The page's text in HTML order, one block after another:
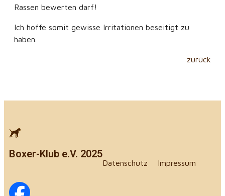
zurück
Rassen bewerten darf!
Ich hoffe somit gewisse Irritationen beseitigt zu
haben.
Boxer-Klub e.V. 2025
Datenschutz Impressum